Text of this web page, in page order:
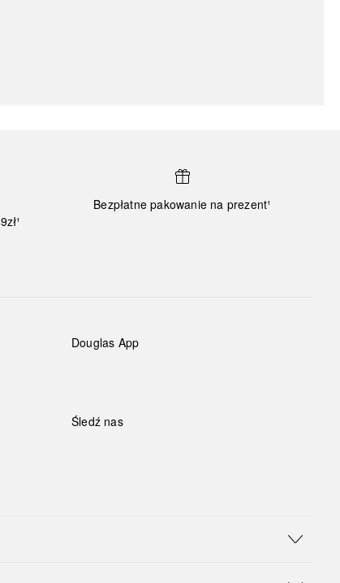
Bezpłatne pakowanie na prezent¹
Douglas App
Śledź nas